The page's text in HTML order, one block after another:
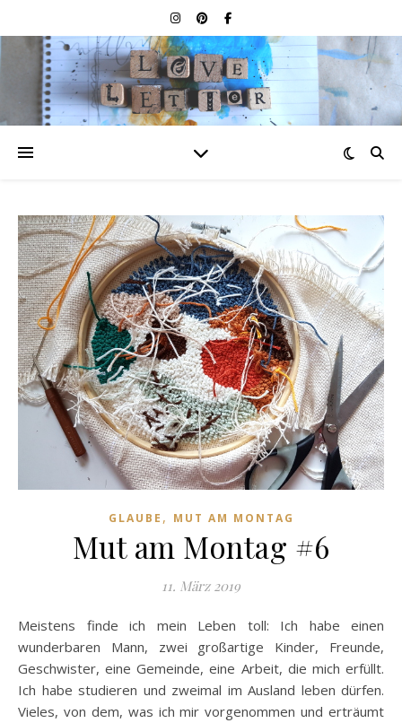
GLAUBE , MUT AM MONTAG
Mut am Montag #6
11. März 2019
Meistens finde ich mein Leben toll: Ich habe einen
wunderbaren Mann, zwei großartige Kinder, Freunde,
Geschwister, eine Gemeinde, eine Arbeit, die mich erfüllt.
Ich habe studieren und zweimal im Ausland leben dürfen.
Vieles, von dem, was ich mir vorgenommen und erträumt